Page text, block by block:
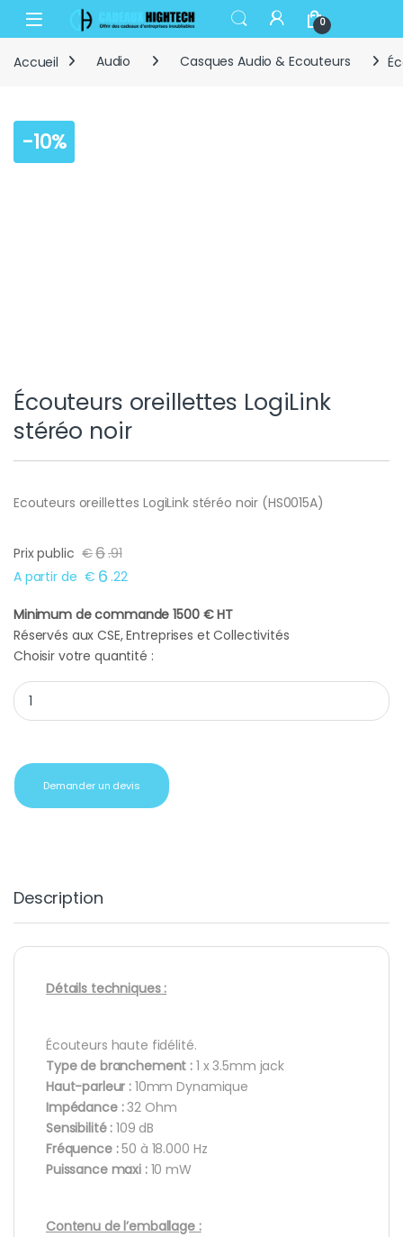
Skip to navigation
Skip to content
Open 0
Accueil Audio Casques Audio & Ecouteurs
-10%
Écouteurs oreillettes LogiLink
stéréo noir
Ecouteurs oreillettes LogiLink stéréo noir (HS0015A)
Prix public €6.91
A partir de € 6 .22
Minimum de commande 1500 € HT
Réservés aux CSE, Entreprises et Collectivités
Choisir votre quantité :
Écouteurs oreillettes LogiLink stéréo noir quantity
Demander un devis
Description
Détails techniques :
Écouteurs haute fidélité.
Type de branchement : 1 x 3.5mm jack
Haut-parleur : 10mm Dynamique
Impédance :32 Ohm
Sensibilité : 109 dB
Fréquence :50 à 18.000 Hz
Puissance maxi :10 mW
Contenu de l’emballage :